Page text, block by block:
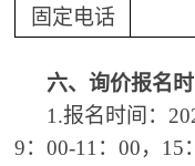
固定电话
六、询价报名
1.报名时间：
9：00-11：00，15